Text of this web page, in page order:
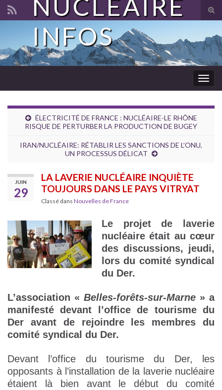
Search for:
NUCLÉAIRE
INFOS
ÉLECTRICITÉ DE FRANCE : NUCLÉAIRE-LE RHÔNE
RISQUE DE PERTURBER LA PRODUCTION DE BUGEY
IRAN/NUCLÉAIRE: RÉTABLIR LES SANCTIONS DE L’ONU,
UN PROCESSUS DÉLICAT
JUIN
29
LA LAVERIE NUCLÉAIRE INQUIÈTE
TOUJOURS DANS LE PAYS VITRYAT
Classé dans Nouvelles de France
Le projet de laverie
nucléaire était au cœur
des discussions, jeudi,
lors du comité syndical
du Der.
L’association « Belles-forêts-sur-Marne » a
manifesté devant l’office de tourisme du
Der avant de rejoindre les membres du
comité syndical du Der.
Devant l’office du tourisme du Der, les
opposants à l’installation de la laverie nucléaire
étaient là bien avant le début du comité